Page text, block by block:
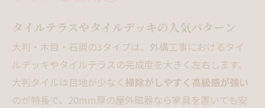
タイルテラスやタイルデッキの人気パターン
大判・木目・石調の3タイプは、外構工事におけるタイ
ルデッキやタイルテラスの完成度を大きく左右します。
大判タイルは目地が少なく 掃除がしやすく高級感が強い
のが特長で、20mm厚の屋外磁器なら家具を置いても安